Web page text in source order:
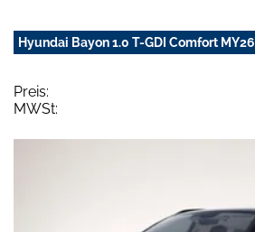
Hyundai Bayon 1.0 T-GDI Comfort MY26
Preis:
MWSt: